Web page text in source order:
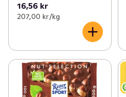
16,56 kr
207,00 kr /kg